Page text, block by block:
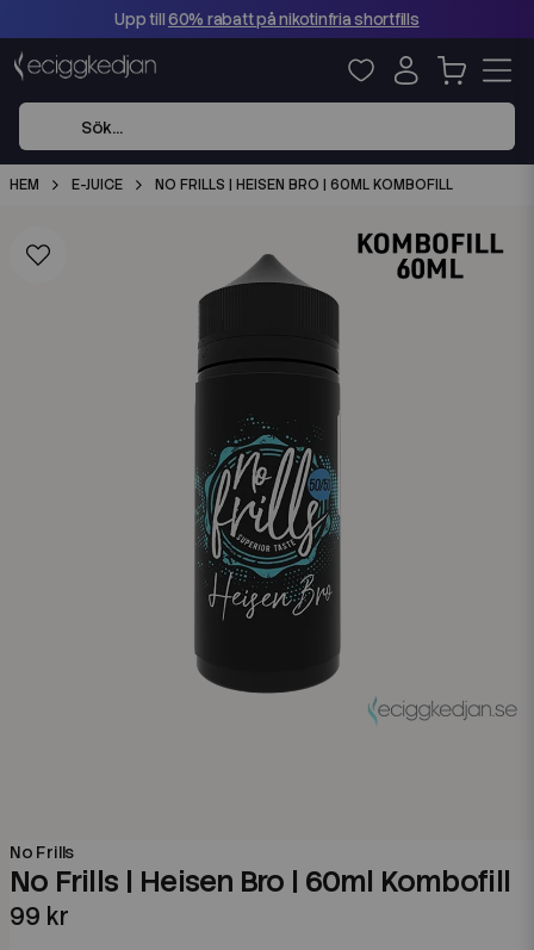
Upp till60% rabatt på nikotinfria shortfills
HEM E-JUICE NO FRILLS | HEISEN BRO | 60ML KOMBOFILL
No Frills
No Frills | Heisen Bro | 60ml Kombofill
99 kr